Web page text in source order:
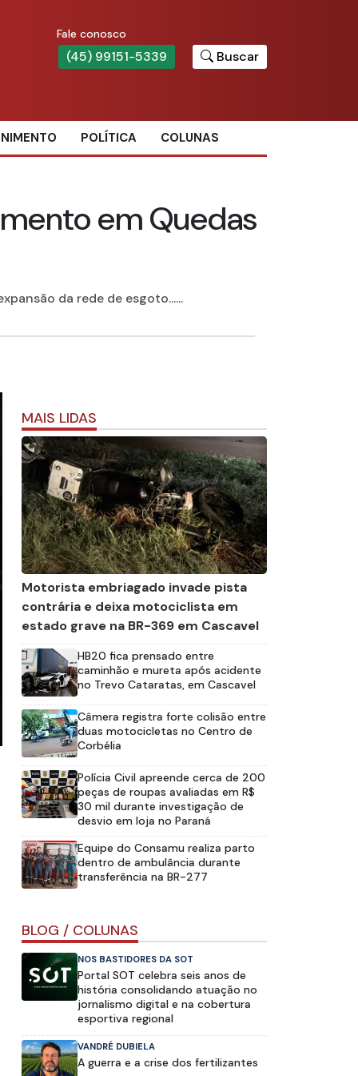
Fale conosco
(45) 99151-5339 Buscar
POLÍTICA COLUNAS
em Quedas
da rede de esgoto......
MAIS LIDAS
Motorista embriagado invade pista
contrária e deixa motociclista em
estado grave na BR-369 em Cascavel
HB20 fica prensado entre
caminhão e mureta após acidente
no Trevo Cataratas, em Cascavel
Câmera registra forte colisão entre
duas motocicletas no Centro de
Corbélia
Polícia Civil apreende cerca de 200
peças de roupas avaliadas em R$
30 mil durante investigação de
desvio em loja no Paraná
Equipe do Consamu realiza parto
dentro de ambulância durante
transferência na BR-277
BLOG / COLUNAS
NOS BASTIDORES DA SOT
Portal SOT celebra seis anos de
história consolidando atuação no
jornalismo digital e na cobertura
esportiva regional
VANDRÉ DUBIELA
A guerra e a crise dos fertilizantes